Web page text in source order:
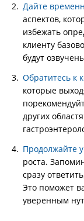
Дайте
аспектов,
избежать
клиенту
будут
Обратитесь к
которые
других
Продолжайте
роста.
сразу
Это поможет
уверенным